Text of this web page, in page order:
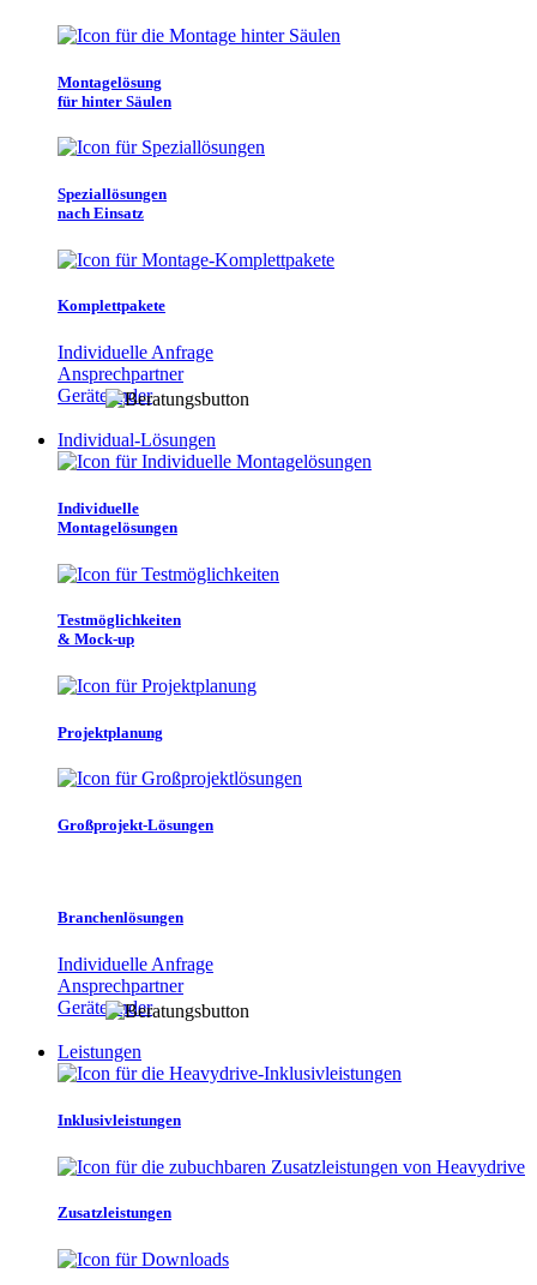
Montagelösung
für hinter Säulen
Speziallösungen
nach Einsatz
Komplettpakete
Individuelle Anfrage
Ansprechpartner
Gerätefinder
Individual-Lösungen
Individuelle
Montagelösungen
Testmöglichkeiten
& Mock-up
Projektplanung
Großprojekt-Lösungen
Branchenlösungen
Individuelle Anfrage
Ansprechpartner
Gerätefinder
Leistungen
Inklusivleistungen
Zusatzleistungen